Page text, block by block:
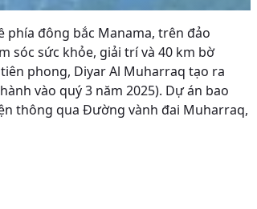
đông bắc Manama, trên đảo
sóc sức khỏe, giải trí và 40 km bờ
phong, Diyar Al Muharraq tạo ra
vào quý 3 năm 2025). Dự án bao
thông qua Đường vành đai Muharraq,